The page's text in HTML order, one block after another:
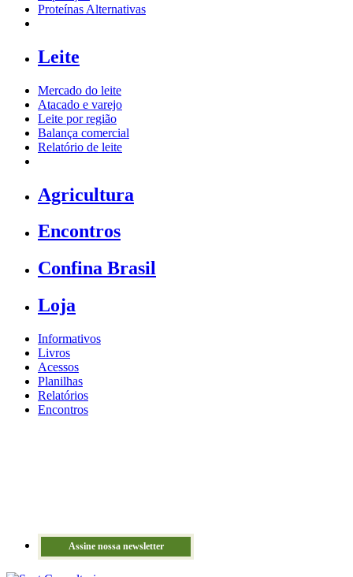
Proteínas Alternativas
Leite
Mercado do leite
Atacado e varejo
Leite por região
Balança comercial
Relatório de leite
Agricultura
Encontros
Confina Brasil
Loja
Informativos
Livros
Acessos
Planilhas
Relatórios
Encontros
Assine nossa newsletter